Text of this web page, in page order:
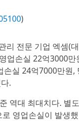
)
리 전문 기업 엑셈(
업손실 22억3000
실 24억7000만
.
역대 최대치다. 별
영업손실이 발생